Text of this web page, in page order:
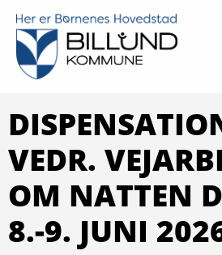
VEDR.
OM NATTEN
8.-9. JUNI